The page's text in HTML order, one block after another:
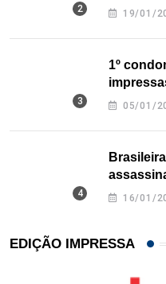
nos EUA
19/01/
1º
Texas
05/01/
16/01/
EDIÇÃO IMPRESSA